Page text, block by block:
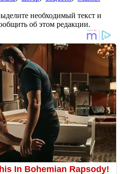
необходимый текст и
об этом редакции.